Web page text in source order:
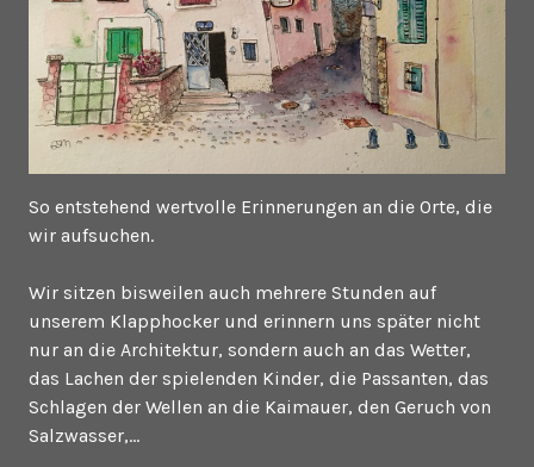
So entstehend wertvolle Erinnerungen an die Orte, die
wir aufsuchen.
Wir sitzen bisweilen auch mehrere Stunden auf
unserem Klapphocker und erinnern uns später nicht
nur an die Architektur, sondern auch an das Wetter,
das Lachen der spielenden Kinder, die Passanten, das
Schlagen der Wellen an die Kaimauer, den Geruch von
Salzwasser,…